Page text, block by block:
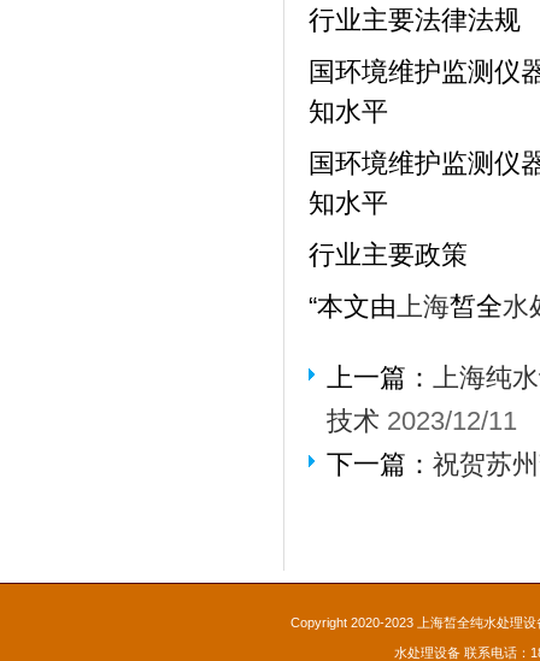
行业主要法律法规
国环境维护监测仪
知水平
国环境维护监测仪
知水平
行业主要政策
“本文由上海皙全水
上一篇： 上海纯
技术 2023/12/11
下一篇： 祝贺苏
Copyright 2020-2023 上海皙全纯水处理
水处理设备 联系电话：